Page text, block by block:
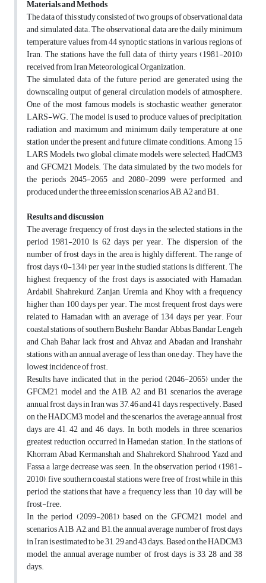
Materials and Methods
The data of this study consisted of two groups of observational data
and simulated data. The observational data are the daily minimum
temperature values from 44 synoptic stations in various regions of
Iran. The stations have the full data of thirty years (1981-2010)
received from Iran Meteorological Organization.
The simulated data of the future period are generated using the
downscaling output of general circulation models of atmosphere.
One of the most famous models is stochastic weather generator,
LARS-WG. The model is used to produce values of precipitation,
radiation, and maximum and minimum daily temperature at one
station under the present and future climate conditions. Among 15
LARS Models, two global climate models were selected; HadCM3
and GFCM21 Models. The data simulated by the two models for
the periods 2045-2065 and 2080-2099 were performed and
produced under the three emission scenarios AB, A2 and B1.
Results and discussion
The average frequency of frost days in the selected stations in the
period 1981-2010 is 62 days per year. The dispersion of the
number of frost days in the area is highly different. The range of
frost days (0-134) per year in the studied stations is different. The
highest frequency of the frost days is associated with Hamadan,
Ardabil, Shahrekurd, Zanjan, Uremia and Khoy with a frequency
higher than 100 days per year. The most frequent frost days were
related to Hamadan with an average of 134 days per year. Four
coastal stations of southern Bushehr, Bandar Abbas, Bandar Lengeh
and Chah Bahar lack frost and Ahvaz and Abadan and Iranshahr
stations with an annual average of less than one day. They have the
lowest incidence of frost.
Results have indicated that in the period (2046-2065) under the
GFCM21 model and the A1B, A2 and B1 scenarios, the average
annual frost days in Iran was 37, 46 and 41 days, respectively. Based
on the HADCM3 model and the scenarios, the average annual frost
days are 41, 42 and 46 days. In both models, in three scenarios
greatest reduction occurred in Hamedan station. In the stations of
Khorram Abad, Kermanshah and Shahrekord, Shahrood, Yazd and
Fassa a large decrease was seen. In the observation period (1981-
2010), five southern coastal stations were free of frost while in this
period the stations that have a frequency less than 10 day, will be
frost-free.
In the period (2099-2081) based on the GFCM21 model and
scenarios A1B, A2, and B1, the annual average number of frost days
in Iran is estimated to be 31, 29 and 43 days. Based on the HADCM3
model, the annual average number of frost days is 33, 28 and 38
days.